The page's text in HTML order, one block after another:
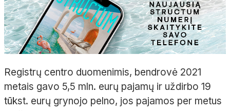
Registrų centro duomenimis, bendrovė 2021
metais gavo 5,5 mln. eurų pajamų ir uždirbo 19
tūkst. eurų grynojo pelno, jos pajamos per metus